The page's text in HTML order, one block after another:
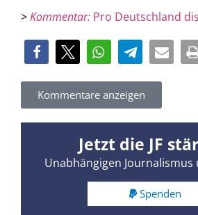
>Kommentar: Pro Deutschland
Kommentare anzeigen
Jetzt die JF
Unabhängigen
Spenden